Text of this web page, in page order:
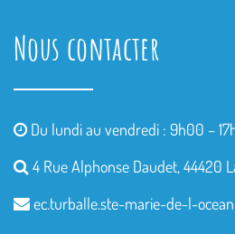
Nous contacter
Du lundi au vendredi : 9h00 –
4 Rue Alphonse Daudet, 44420
ec.turballe.ste-marie-de-l-